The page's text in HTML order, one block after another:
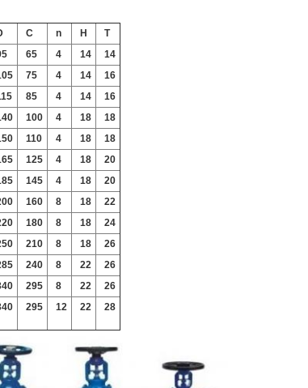
C n H
T
65 4 14
14
75 4 14
16
85 4 14
16
100 4 18
18
110 4 18
18
125 4 18
20
145 4 18
20
160 8 18
22
180 8 18
24
210 8 18
26
240 8 22
26
295 8 22
26
295 12 22 28